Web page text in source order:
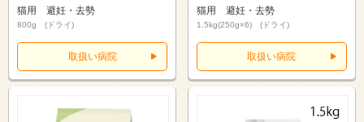
猫用 避妊・去勢
800g (ドライ)
取扱い病院
猫用 避妊・去勢
1.5kg(250g×6) (ドライ)
取扱い病院